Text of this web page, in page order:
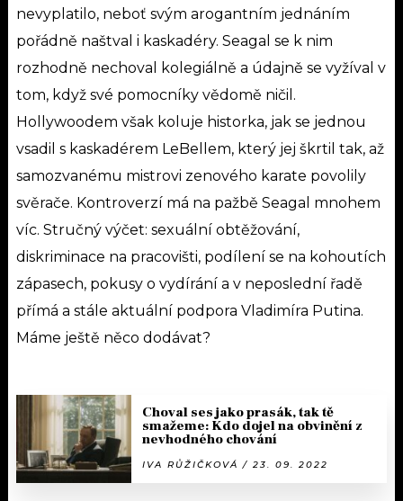
nevyplatilo, neboť svým arogantním jednáním
pořádně naštval i kaskadéry. Seagal se k nim
rozhodně nechoval kolegiálně a údajně se vyžíval v
tom, když své pomocníky vědomě ničil.
Hollywoodem však koluje historka, jak se jednou
vsadil s kaskadérem LeBellem, který jej škrtil tak, až
samozvanému mistrovi zenového karate povolily
svěrače. Kontroverzí má na pažbě Seagal mnohem
víc. Stručný výčet: sexuální obtěžování,
diskriminace na pracovišti, podílení se na kohoutích
zápasech, pokusy o vydírání a v neposlední řadě
přímá a stále aktuální podpora Vladimíra Putina.
Máme ještě něco dodávat?
Choval ses jako prasák, tak tě
smažeme: Kdo dojel na obvinění z
nevhodného chování
IVA RŮŽIČKOVÁ / 23. 09. 2022